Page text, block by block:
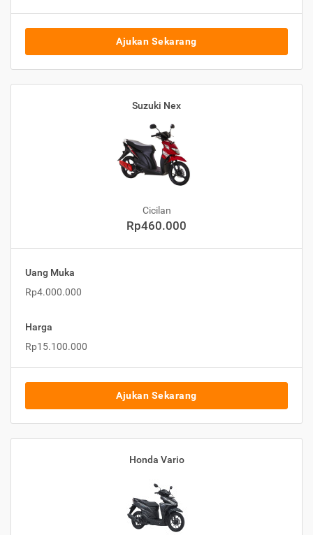
Ajukan Sekarang
Suzuki Nex
Cicilan
Rp460.000
Uang Muka
Rp4.000.000
Harga
Rp15.100.000
Ajukan Sekarang
Honda Vario